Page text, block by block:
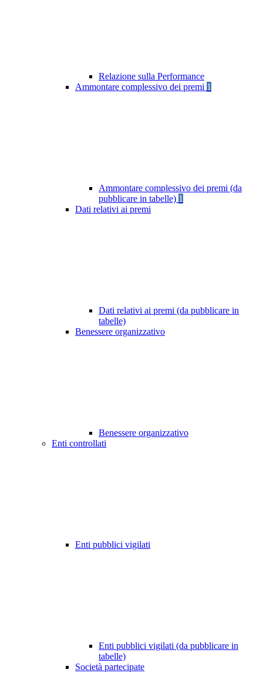
Relazione sulla Performance
Ammontare complessivo dei premi 1
Ammontare complessivo dei premi (da
pubblicare in tabelle) 1
Dati relativi ai premi
Dati relativi ai premi (da pubblicare in
tabelle)
Benessere organizzativo
Benessere organizzativo
Enti controllati
Enti pubblici vigilati
Enti pubblici vigilati (da pubblicare in
tabelle)
Società partecipate